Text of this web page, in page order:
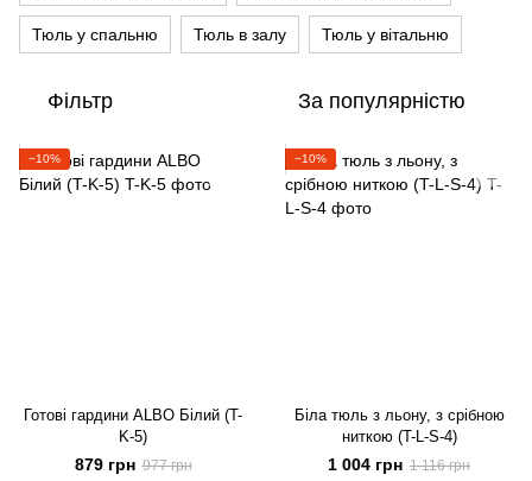
Тюль у спальню Тюль в залу Тюль у вітальню
Фільтр За популярністю
−10%
Готові гардини ALBO Білий (T-
K-5)
879 грн 977 грн
−10%
Біла тюль з льону, з срібною
ниткою (T-L-S-4)
1 004 грн 1 116 грн